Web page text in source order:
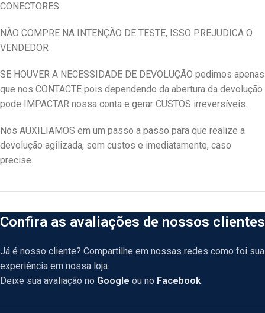
CONECTORES
NÃO COMPRE NA INTENÇÃO DE TESTE, ISSO PREJUDICA O
VENDEDOR
SE HOUVER A NECESSIDADE DE DEVOLUÇÃO pedimos apenas
que nos CONTACTE pois dependendo da abertura da devolução
pode IMPACTAR nossa conta e gerar CUSTOS irreversíveis.
Nós AUXILIAMOS em um passo a passo para que realize a
devolução agilizada, sem custos e imediatamente, caso
precise.
Confira as avaliações de nossos clientes
Já é nosso cliente? Compartilhe em nossas redes como foi sua
experiência em nossa loja.
Deixe sua avaliação no Google ou no Facebook.